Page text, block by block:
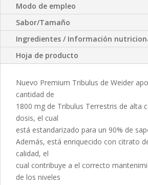
Modo de empleo
Sabor/Tamaño
Ingredientes / Información
Hoja de producto
Nuevo Premium Tribulus de Weider
cantidad de
1800 mg de Tribulus Terrestris de alta
dosis, el cual
está estandarizado para un 90% de
Además, está enriquecido con citrato
calidad, el
cual contribuye a el correcto
de los niveles